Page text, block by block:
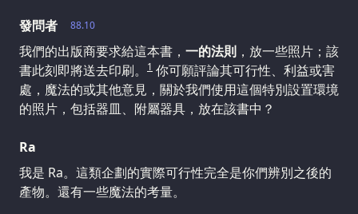
88.10
發問者
我們的出版商要求給這本書， 一的法則 ，放一些照片；該
書此刻即將送去印刷。
1 你可願評論其可行性、利益或害
處，魔法的或其他意見，關於我們使用這個特別設置環境
的照片，包括器皿、附屬器具，放在該書中？
Ra
我是 Ra。這類企劃的實際可行性完全是你們辨別之後的
產物。還有一些魔法的考量。